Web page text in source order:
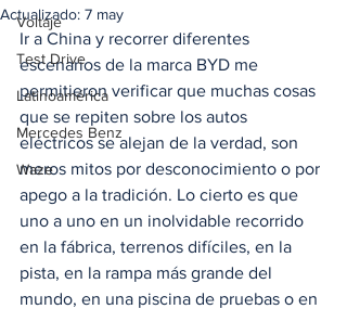
Voltaje
Test Drive
Latinoamérica
Mercedes Benz
Waze
Actualizado: 7 may
Ir a China y recorrer diferentes
escenarios de la marca BYD me
permitieron verificar que muchas cosas
que se repiten sobre los autos
eléctricos se alejan de la verdad, son
meros mitos por desconocimiento o por
apego a la tradición. Lo cierto es que
uno a uno en un inolvidable recorrido
en la fábrica, terrenos difíciles, en la
pista, en la rampa más grande del
mundo, en una piscina de pruebas o en